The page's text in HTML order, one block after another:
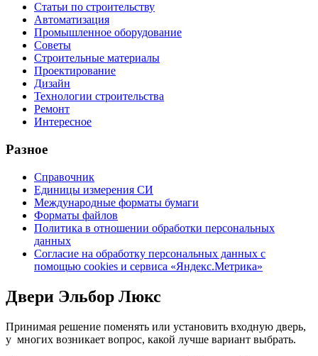
Статьи по строительству
Автоматизация
Промышленное оборудование
Советы
Строительные материалы
Проектирование
Дизайн
Технологии строительства
Ремонт
Интересное
Разное
Справочник
Единицы измерения СИ
Международные форматы бумаги
Форматы файлов
Политика в отношении обработки персональных
данных
Согласие на обработку персональных данных с
помощью cookies и сервиса «Яндекс.Метрика»
Двери Эльбор Люкс
Принимая решение поменять или установить входную дверь,
у многих возникает вопрос, какой лучше вариант выбрать.